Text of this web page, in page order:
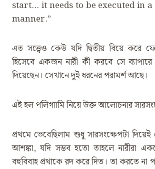
start… it needs to be executed in
manner.”
এত সত্ত্বেও কেউ যদি দ্বিতীয় বিয়ে করে
হিসেবে একজন নারী কী করবে সে ব্যাপারে
দিয়েছেন। সেখানে দুই ধরনের পরামর্শ আছে।
এই হল পলিগ্যামি নিয়ে উক্ত আলোচনার
প্রথমে ভেবেছিলাম শুধু সারসংক্ষেপটা
আশঙ্কা, যদি সম্ভব হতো তাহলে নারীরা
বহুবিবাহ প্রথাকে রদ করে দিত। তা করতে না